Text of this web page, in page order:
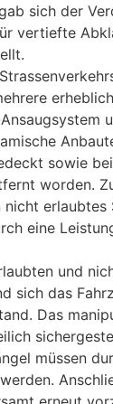
sich der
vertiefte
sowie
worden.
erlaubtes
eine
und
sich das
Das
müssen